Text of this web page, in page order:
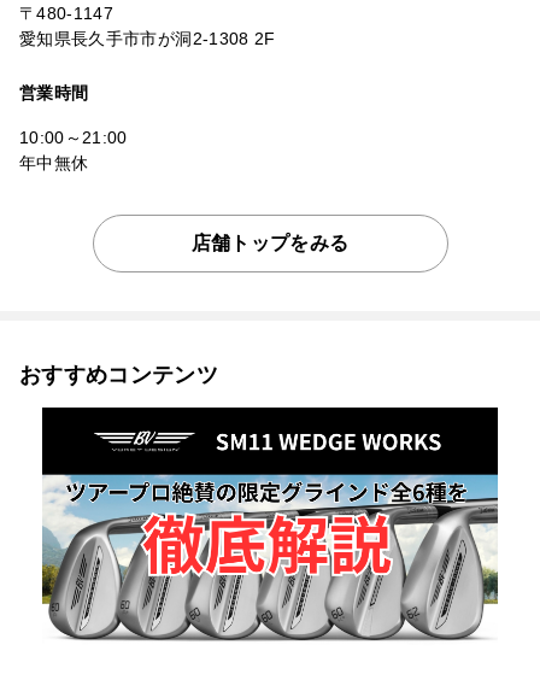
〒480-1147
愛知県長久手市市が洞2-1308 2F
営業時間
10:00～21:00
年中無休
店舗トップをみる
おすすめコンテンツ